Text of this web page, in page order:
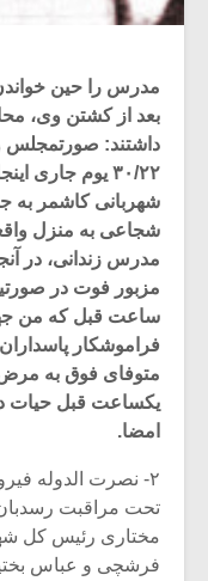
مدرس را حین
بعد از کشتن وی،
شهربانی کاشمر به
شجاعی به منزل
مدرس زندانی، در
مزبور فوت در
ساعت قبل که من
فراموشکار
متوفای فوق به مرض
یکساعت قبل حیات
امضا.
۲- نصرت الدوله
تحت مراقبت رسدبان‌
مختاری رئیس کل
فرشچی و عباس
شیش
اگر